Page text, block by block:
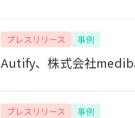
プレスリリース 事例
Autify、株式会社
プレスリリース 事例